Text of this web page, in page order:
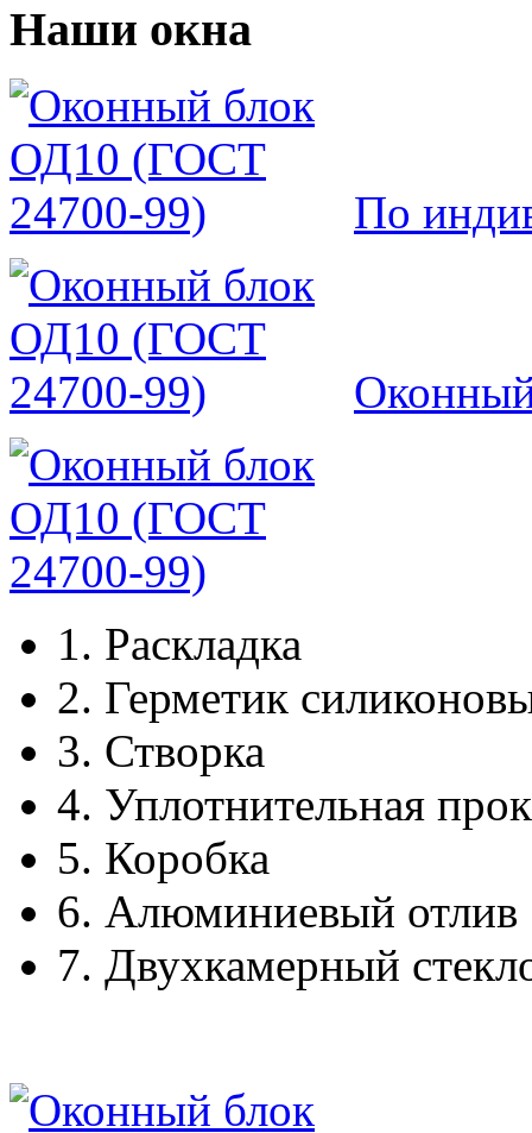
Наши окна
По
1. Раскладка
2. Герметик
3. Створка
4. Уплотнительная
5. Коробка
6. Алюминиевый отлив
7. Двухкамерный